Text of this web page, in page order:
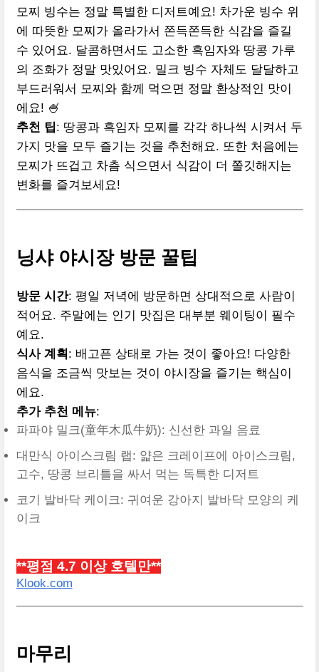
모찌 빙수는 정말 특별한 디저트예요! 차가운 빙수 위
에 따뜻한 모찌가 올라가서 쫀득쫀득한 식감을 즐길
수 있어요. 달콤하면서도 고소한 흑임자와 땅콩 가루
의 조화가 정말 맛있어요. 밀크 빙수 자체도 달달하고
부드러워서 모찌와 함께 먹으면 정말 환상적인 맛이
에요! 🍧
추천 팁: 땅콩과 흑임자 모찌를 각각 하나씩 시켜서 두
가지 맛을 모두 즐기는 것을 추천해요. 또한 처음에는
모찌가 뜨겁고 차츰 식으면서 식감이 더 쫄깃해지는
변화를 즐겨보세요!
닝샤 야시장 방문 꿀팁
방문 시간: 평일 저녁에 방문하면 상대적으로 사람이
적어요. 주말에는 인기 맛집은 대부분 웨이팅이 필수
예요.
식사 계획 : 배고픈 상태로 가는 것이 좋아요! 다양한
음식을 조금씩 맛보는 것이 야시장을 즐기는 핵심이
에요.
추가 추천 메뉴:
파파야 밀크(童年木瓜牛奶): 신선한 과일 음료
대만식 아이스크림 랩: 얇은 크레이프에 아이스크림,
고수, 땅콩 브리틀을 싸서 먹는 독특한 디저트
코기 발바닥 케이크: 귀여운 강아지 발바닥 모양의 케
이크
**평점 4.7 이상 호텔만**
Klook.com
마무리